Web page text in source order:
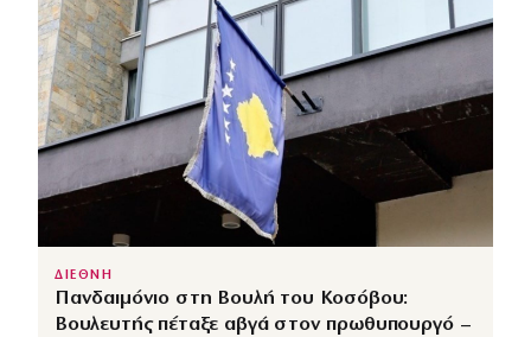
ΔΙΕΘΝΗ
Πανδαιμόνιο στη Βουλή του Κοσόβου:
Βουλευτής πέταξε αβγά στον πρωθυπουργό –